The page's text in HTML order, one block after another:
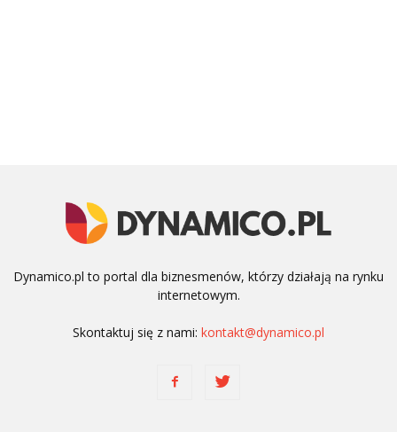
Dynamico.pl to portal dla biznesmenów, którzy działają na rynku
internetowym.
Skontaktuj się z nami: kontakt@dynamico.pl